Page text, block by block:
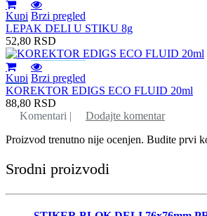
Kupi Brzi pregled
LEPAK DELI U STIKU 8g
52,80 RSD
Kupi Brzi pregled
KOREKTOR EDIGS ECO FLUID 20ml
88,80 RSD
Komentari |
Dodajte komentar
Proizvod trenutno nije ocenjen. Budite prvi
Srodni proizvodi